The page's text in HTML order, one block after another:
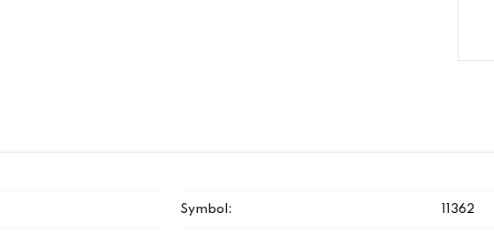
Symbol: 11362